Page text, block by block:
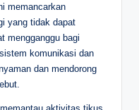
memancarkan
yang tidak dapat
mengganggu bagi
komunikasi dan
dan mendorong